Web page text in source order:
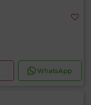
WhatsApp